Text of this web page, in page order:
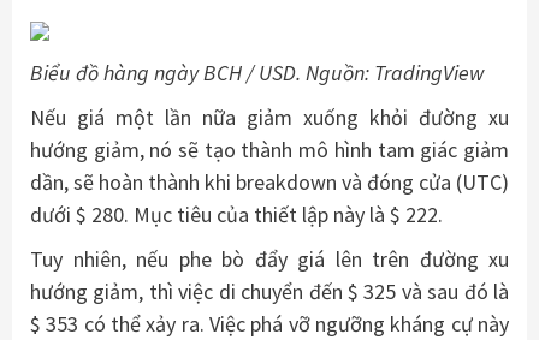
Biểu đồ hàng ngày BCH / USD. Nguồn: TradingView
Nếu giá một lần nữa giảm xuống khỏi đường xu
hướng giảm, nó sẽ tạo thành mô hình tam giác giảm
dần, sẽ hoàn thành khi breakdown và đóng cửa (UTC)
dưới $ 280. Mục tiêu của thiết lập này là $ 222.
Tuy nhiên, nếu phe bò đẩy giá lên trên đường xu
hướng giảm, thì việc di chuyển đến $ 325 và sau đó là
$ 353 có thể xảy ra. Việc phá vỡ ngưỡng kháng cự này